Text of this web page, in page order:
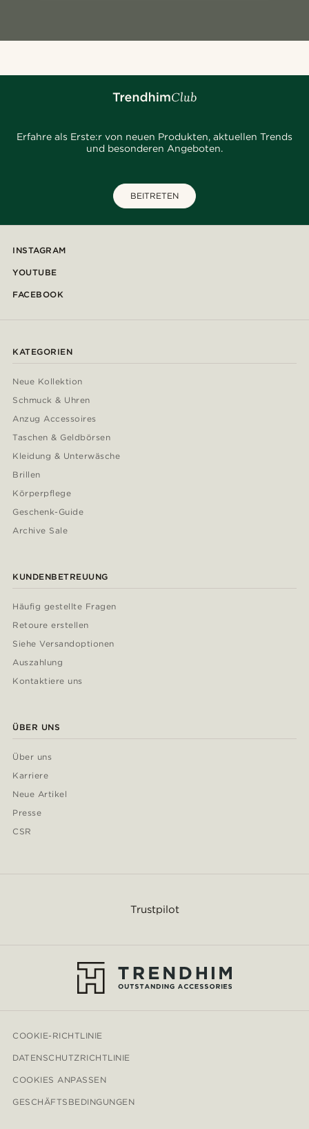
Erfahre als Erste:r von neuen Produkten, aktuellen Trends
und besonderen Angeboten.
BEITRETEN
INSTAGRAM
YOUTUBE
FACEBOOK
KATEGORIEN
Neue Kollektion
Schmuck & Uhren
Anzug Accessoires
Taschen & Geldbörsen
Kleidung & Unterwäsche
Brillen
Körperpflege
Geschenk-Guide
Archive Sale
KUNDENBETREUUNG
Häufig gestellte Fragen
Retoure erstellen
Siehe Versandoptionen
Auszahlung
Kontaktiere uns
ÜBER UNS
Über uns
Karriere
Neue Artikel
Presse
CSR
Trustpilot
COOKIE-RICHTLINIE
DATENSCHUTZRICHTLINIE
COOKIES ANPASSEN
GESCHÄFTSBEDINGUNGEN